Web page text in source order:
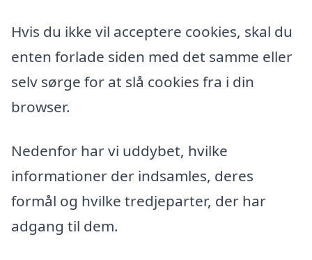
Hvis du ikke vil acceptere cookies, skal du
enten forlade siden med det samme eller
selv sørge for at slå cookies fra i din
browser.
Nedenfor har vi uddybet, hvilke
informationer der indsamles, deres
formål og hvilke tredjeparter, der har
adgang til dem.